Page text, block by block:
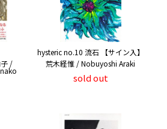
/
hysteric no.10 流石 【サイン入】
荒木経惟 / Nobuyoshi Araki
sold out